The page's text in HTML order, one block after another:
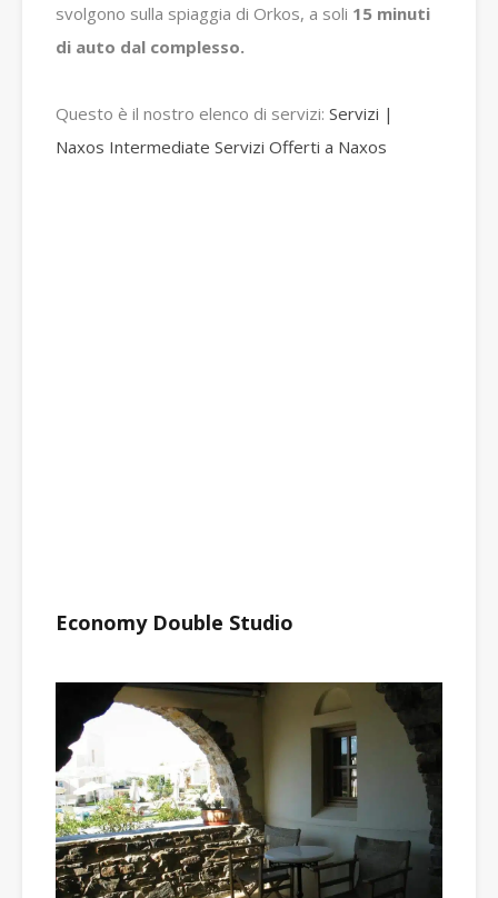
svolgono sulla spiaggia di Orkos, a soli 15 minuti
di auto dal complesso.
Questo è il nostro elenco di servizi: Servizi |
Naxos Intermediate Servizi Offerti a Naxos
Economy Double Studio